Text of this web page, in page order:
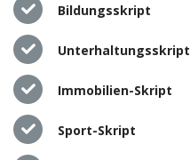
Bildungsskript
Unterhaltungsskript
Immobilien-Skript
Sport-Skript